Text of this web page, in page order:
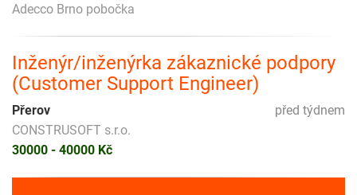
Adecco Brno pobočka
Inženýr/inženýrka zákaznické podpory
(Customer Support Engineer)
před týdnem
Přerov
CONSTRUSOFT s.r.o.
30000 - 40000 Kč